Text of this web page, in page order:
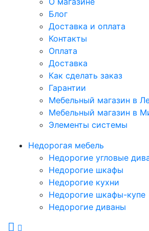
Блог
Доставка и оплата
Контакты
Оплата
Доставка
Как сделать заказ
Гарантии
Мебельный магазин в
Мебельный магазин в
Элементы системы
Недорогая мебель
Недорогие угловые
Недорогие шкафы
Недорогие кухни
Недорогие шкафы-купе
Недорогие диваны